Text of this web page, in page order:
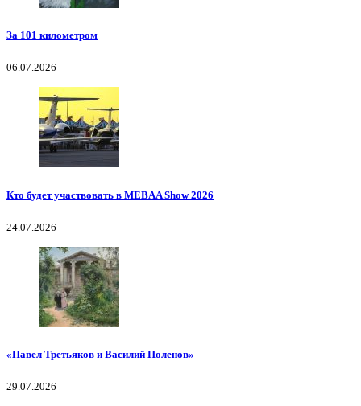
За 101 километром
06.07.2026
Кто будет участвовать в MEBAA Show 2026
24.07.2026
«Павел Третьяков и Василий Поленов»
29.07.2026